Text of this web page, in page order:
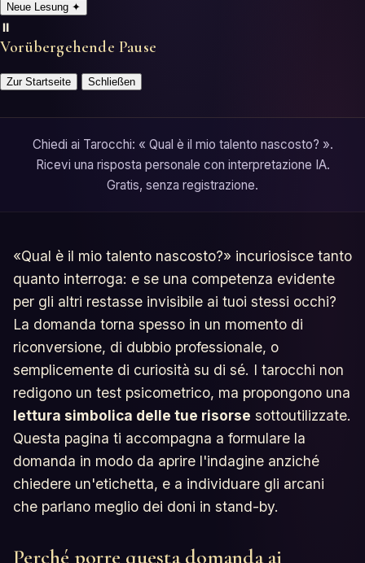
Neue Lesung ✦
⏸️
Vorübergehende Pause
Zur Startseite Schließen
Chiedi ai Tarocchi: « Qual è il mio talento nascosto? ».
Ricevi una risposta personale con interpretazione IA.
Gratis, senza registrazione.
«Qual è il mio talento nascosto?» incuriosisce tanto
quanto interroga: e se una competenza evidente
per gli altri restasse invisibile ai tuoi stessi occhi?
La domanda torna spesso in un momento di
riconversione, di dubbio professionale, o
semplicemente di curiosità su di sé. I tarocchi non
redigono un test psicometrico, ma propongono una
lettura simbolica delle tue risorse sottoutilizzate.
Questa pagina ti accompagna a formulare la
domanda in modo da aprire l'indagine anziché
chiedere un'etichetta, e a individuare gli arcani
che parlano meglio dei doni in stand-by.
Perché porre questa domanda ai